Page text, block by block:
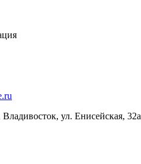
ул. Енисейская, 32а